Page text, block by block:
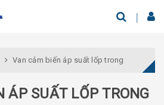
Van cảm biến áp suất lốp trong
ÁP SUẤT LỐP TRONG